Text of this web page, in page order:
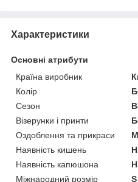
Характеристики
Основні атрибути
Країна виробник
Колір
Сезон
Візерунки і принти
Оздоблення та прикраси
Наявність кишень
Наявність капюшона
Міжнародний розмір
S